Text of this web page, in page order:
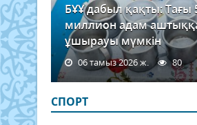
БҰҰ дабыл қақты: Тағы
миллион адам
ұшырауы мүмкін
06 тамыз 2026 ж. 80
СПОРТ